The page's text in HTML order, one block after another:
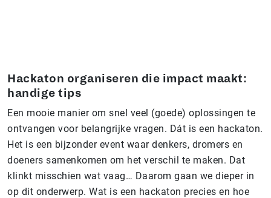
Hackaton organiseren die impact maakt:
handige tips
Een mooie manier om snel veel (goede) oplossingen te
ontvangen voor belangrijke vragen. Dát is een hackaton.
Het is een bijzonder event waar denkers, dromers en
doeners samenkomen om het verschil te maken. Dat
klinkt misschien wat vaag… Daarom gaan we dieper in
op dit onderwerp. Wat is een hackaton precies en hoe